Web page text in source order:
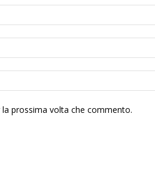
prossima volta che commento.